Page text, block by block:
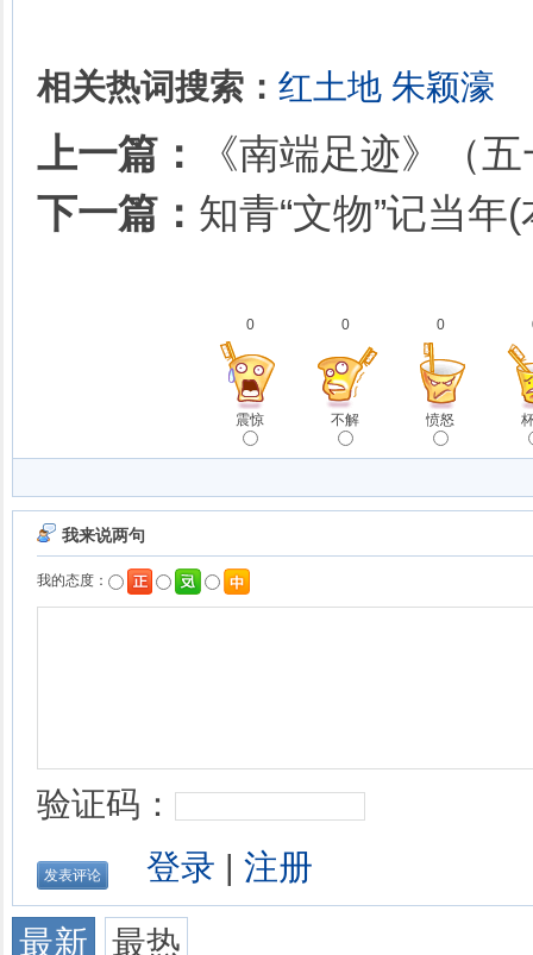
相关热词搜索： 红土地 朱颖濠
上一篇：
《南端足迹》（
下一篇： 知青“文物”记当年
0
震惊
0
不解
0
愤怒